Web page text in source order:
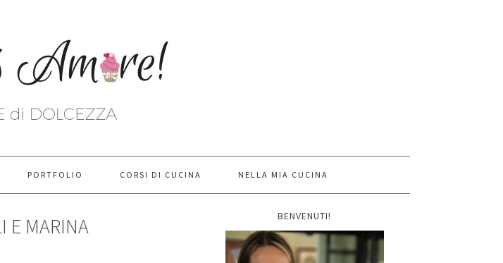
PORTFOLIO CORSI DI CUCINA NELLA MIA CUCINA
E MARINA
BENVENUTI!